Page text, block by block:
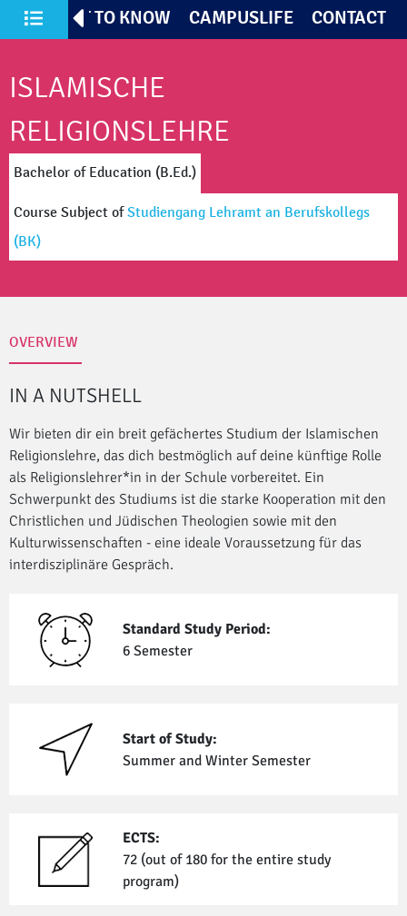
All Courses of Study
GET TO KNOW CAMPUSLIFE CONTACT
ISLAMISCHE
RELIGIONSLEHRE
Bachelor of Education (B.Ed.)
Course Subject ofStudiengang Lehramt an Berufskollegs
(BK)
OVERVIEW
IN A NUTSHELL
Wir bieten dir ein breit gefächertes Studium der Islamischen
Religionslehre, das dich bestmöglich auf deine künftige Rolle
als Religionslehrer*in in der Schule vorbereitet. Ein
Schwerpunkt des Studiums ist die starke Kooperation mit den
Christlichen und Jüdischen Theologien sowie mit den
Kulturwissenschaften - eine ideale Voraussetzung für das
interdisziplinäre Gespräch.
Standard Study Period:
6 Semester
Start of Study:
Summer and Winter Semester
ECTS:
72 (out of 180 for the entire study
program)